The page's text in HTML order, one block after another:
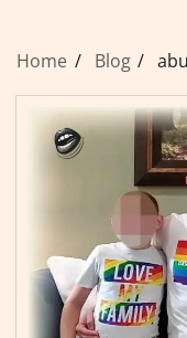
Home Blog